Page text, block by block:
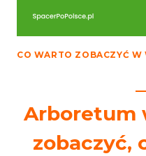
CO WARTO ZOBACZYĆ W
Arboretum
zobaczyć,